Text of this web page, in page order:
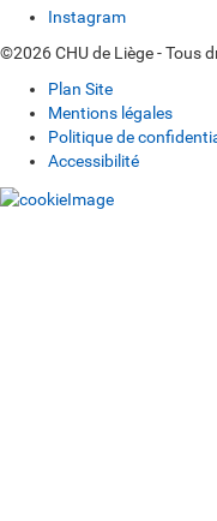
Instagram
©2026 CHU de Liège - Tous
Plan Site
Mentions légales
Politique de
Accessibilité